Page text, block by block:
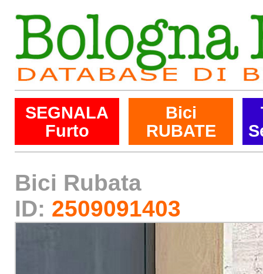
SEGNALA
Furto
Bici
RUBATE
Bici Rubata
ID: 2509091403